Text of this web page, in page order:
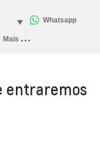
entraremos